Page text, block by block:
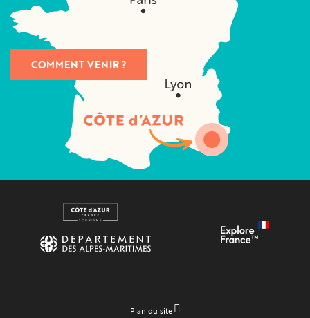
COMMENT VENIR ?
Plan du site